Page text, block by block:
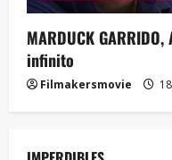
MARDUCK
infinito
Filmakersmovie